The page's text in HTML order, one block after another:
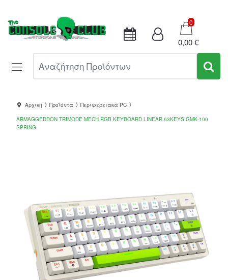
Καλάθι
0
0,00 €
Αρχική Προϊόντα
Περιφερειακά PC
ARMAGGEDDON TRIMODE MECH RGB KEYBOARD LINEAR 63KEYS GMK-100
SPRING